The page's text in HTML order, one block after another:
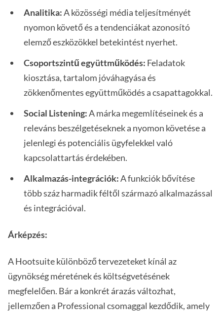
Analitika:A közösségi média teljesítményét
nyomon követő és a tendenciákat azonosító
elemző eszközökkel betekintést nyerhet.
Csoportszintű együttműködés: Feladatok
kiosztása, tartalom jóváhagyása és
zökkenőmentes együttműködés a csapattagokkal.
Social Listening:A márka megemlítéseinek és a
releváns beszélgetéseknek a nyomon követése a
jelenlegi és potenciális ügyfelekkel való
kapcsolattartás érdekében.
Alkalmazás-integrációk:A funkciók bővítése
több száz harmadik féltől származó alkalmazással
és integrációval.
Árképzés:
A Hootsuite különböző tervezeteket kínál az
ügynökség méretének és költségvetésének
megfelelően. Bár a konkrét árazás változhat,
jellemzően a Professional csomaggal kezdődik, amely